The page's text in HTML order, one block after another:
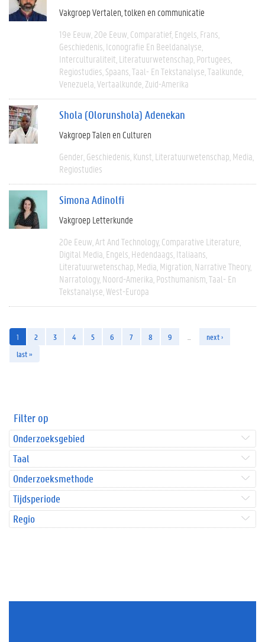
Vakgroep Vertalen, tolken en communicatie
19e Eeuw 20e Eeuw Comparatief Engels Frans
Geschiedenis Iconografie En Beeldanalyse
Interculturaliteit Literatuurwetenschap Portugees
Regiostudies Spaans Taal- En Tekstanalyse Taalkunde
Venezuela Vertaalkunde Zuid-Amerika
Shola (Olorunshola) Adenekan
Vakgroep Talen en Culturen
Gender Geschiedenis Kunst Literatuurwetenschap Media
Regiostudies
Simona Adinolfi
Vakgroep Letterkunde
20e Eeuw Art And Technology Comparative Literature
Digital Media Engels Hedendaags Italiaans
Literatuurwetenschap Media Migration Narrative Theory
Narratology Noord-Amerika Posthumanism Taal- En
Tekstanalyse West-Europa
1 2 3 4 5 6 7 8 9
next ›
last »
Filter op
Onderzoeksgebied
Taal
Onderzoeksmethode
Tijdsperiode
Regio